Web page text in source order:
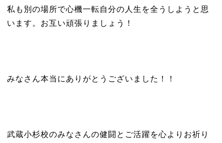
私も別の場所で心機一転自分の人生を全うしようと思
います。お互い頑張りましょう！
みなさん本当にありがとうございました！！
武蔵小杉校のみなさんの健闘とご活躍を心よりお祈り